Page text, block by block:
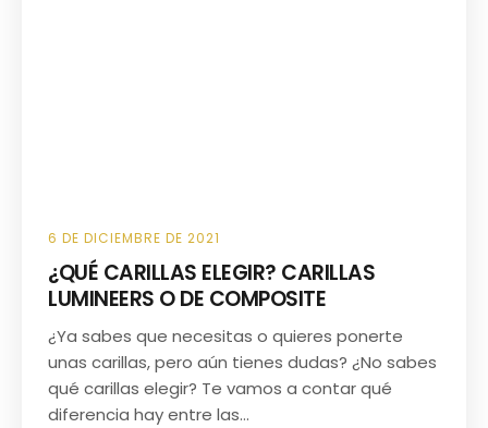
6 DE DICIEMBRE DE 2021
¿QUÉ CARILLAS ELEGIR? CARILLAS
LUMINEERS O DE COMPOSITE
¿Ya sabes que necesitas o quieres ponerte
unas carillas, pero aún tienes dudas? ¿No sabes
qué carillas elegir? Te vamos a contar qué
diferencia hay entre las…